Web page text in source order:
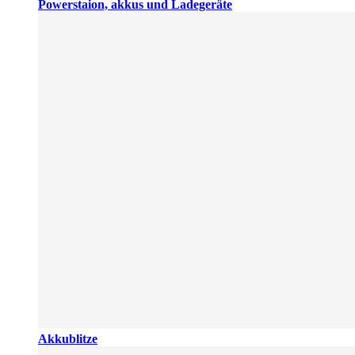
Powerstaion, akkus und Ladegeräte
Akkublitze